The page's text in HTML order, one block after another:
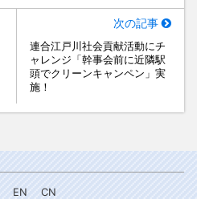
次の記事
連合江戸川社会貢献活動にチ
ャレンジ「幹事会前に近隣駅
頭でクリーンキャンペン」実
施！
EN
CN